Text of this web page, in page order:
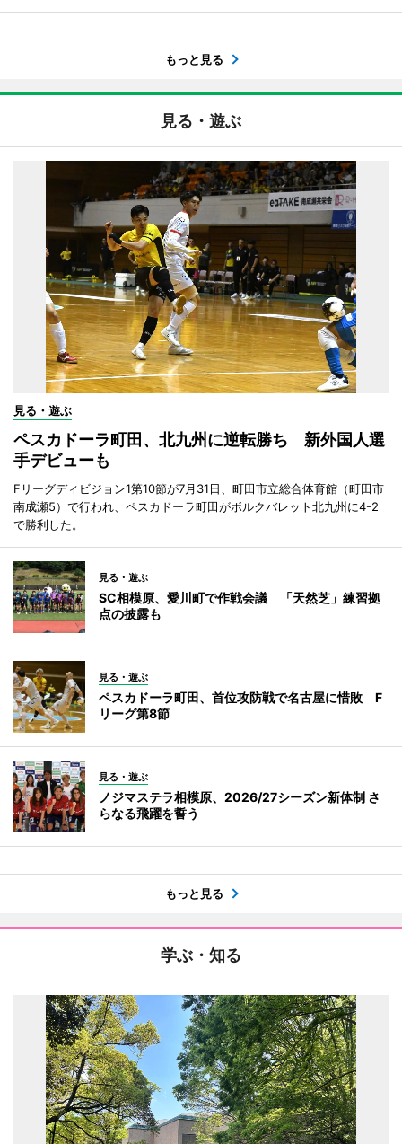
もっと見る
見る・遊ぶ
見る・遊ぶ
ペスカドーラ町田、北九州に逆転勝ち 新外国人選
手デビューも
Fリーグディビジョン1第10節が7月31日、町田市立総合体育館（町田市
南成瀬5）で行われ、ペスカドーラ町田がボルクバレット北九州に4-2
で勝利した。
見る・遊ぶ
SC相模原、愛川町で作戦会議 「天然芝」練習拠
点の披露も
見る・遊ぶ
ペスカドーラ町田、首位攻防戦で名古屋に惜敗 F
リーグ第8節
見る・遊ぶ
ノジマステラ相模原、2026/27シーズン新体制 さ
らなる飛躍を誓う
もっと見る
学ぶ・知る